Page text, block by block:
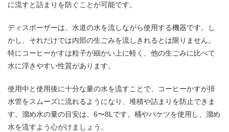
に流すと詰まりを防ぐことが可能です。
ディスポーザーは、水道の水を流しながら使用する機器です。し
かし、それだけでは内部の生ごみを流しきれるとは限りません。
特にコーヒーかすは粒子が細かい上に軽く、他の生ごみに比べて
水に浮きやすい性質があります。
使用中と使用後に十分な量の水を流すことで、コーヒーかすが排
水管をスムーズに流れるようになり、堆積や詰まりを防止できま
す。溜め水の量の目安は、6〜8Lです。桶やバケツを使用し、溜め
水を流すよう心がけましょう。